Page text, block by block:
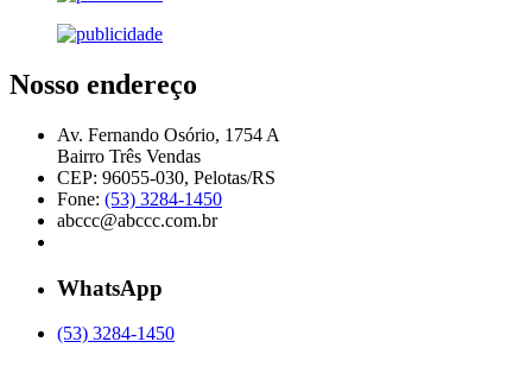
Nosso endereço
Av. Fernando Osório, 1754 A
Bairro Três Vendas
CEP: 96055-030, Pelotas/RS
Fone: (53) 3284-1450
abccc@abccc.com.br
WhatsApp
(53) 3284-1450